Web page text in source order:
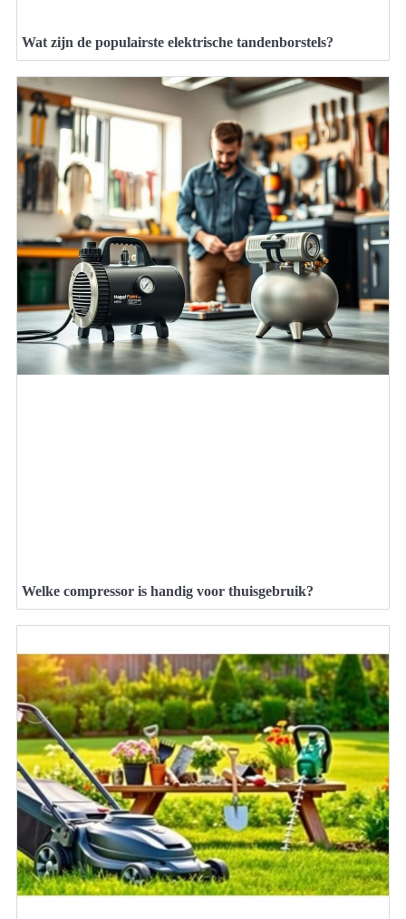
Wat zijn de populairste elektrische tandenborstels?
Welke compressor is handig voor thuisgebruik?